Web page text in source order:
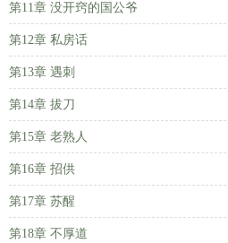
第11章 没开窍的国公爷
第12章 私房话
第13章 遇刺
第14章 拔刀
第15章 老熟人
第16章 招供
第17章 苏醒
第18章 不厚道